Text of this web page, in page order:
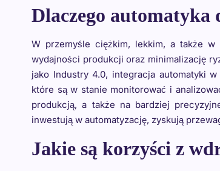
Dlaczego automatyka
W przemyśle ciężkim, lekkim, a także w
wydajności produkcji oraz minimalizację
jako Industry 4.0, integracja automatyki
które są w stanie monitorować i
produkcją, a także na bardziej
inwestują w automatyzację, zyskują
Jakie są korzyści z